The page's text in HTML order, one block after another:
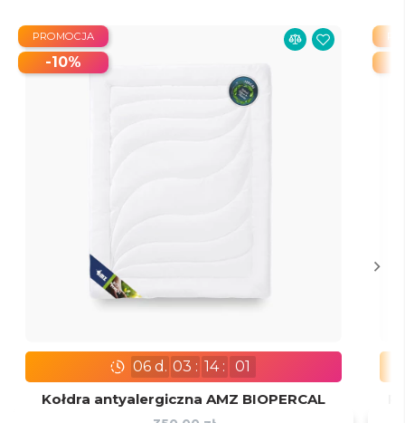
06d. 03 : 14:
00
Kołdra antyalergiczna AMZ BIOPERCAL
PROMOCJA
-10%